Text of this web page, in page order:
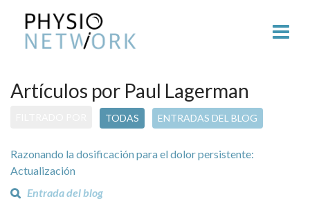
Artículos por Paul Lagerman
TODAS ENTRADAS DEL BLOG
Razonando la dosificación para el dolor persistente:
Actualización
Entrada del blog